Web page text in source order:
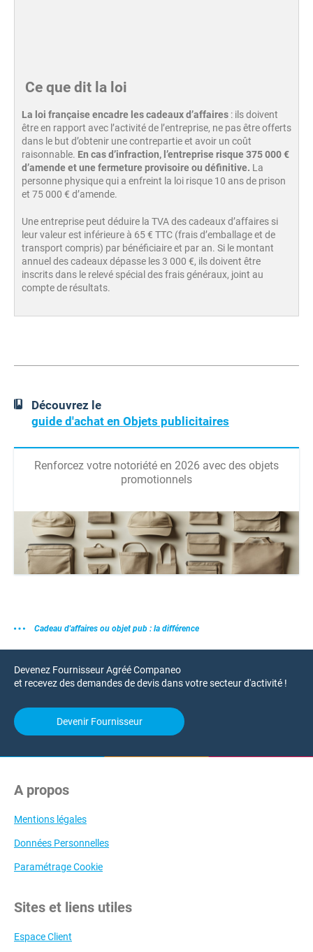
Ce que dit la loi
La loi française encadre les cadeaux d’affaires : ils doivent
être en rapport avec l’activité de l’entreprise, ne pas être offerts
dans le but d’obtenir une contrepartie et avoir un coût
raisonnable. En cas d’infraction, l’entreprise risque 375 000 €
d’amende et une fermeture provisoire ou définitive. La
personne physique qui a enfreint la loi risque 10 ans de prison
et 75 000 € d’amende.
Une entreprise peut déduire la TVA des cadeaux d’affaires si
leur valeur est inférieure à 65 € TTC (frais d’emballage et de
transport compris) par bénéficiaire et par an. Si le montant
annuel des cadeaux dépasse les 3 000 €, ils doivent être
inscrits dans le relevé spécial des frais généraux, joint au
compte de résultats.
Découvrez le
guide d'achat en Objets publicitaires
Renforcez votre notoriété en 2026 avec des objets
promotionnels
Cadeau d'affaires ou objet pub : la différence
Devenez Fournisseur Agréé Companeo
et recevez des demandes de devis dans votre secteur d'activité !
Devenir Fournisseur
A propos
Mentions légales
Données Personnelles
Paramétrage Cookie
Sites et liens utiles
Espace Client